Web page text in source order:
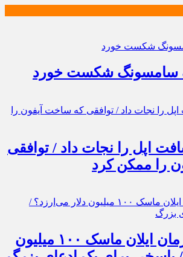
سامسونگ شکست خورد
اپل را نجات داد / توافقی
را ممکن کرد
یک ساعت از زمان ایلان ماسک ۱۰۰ میلیون